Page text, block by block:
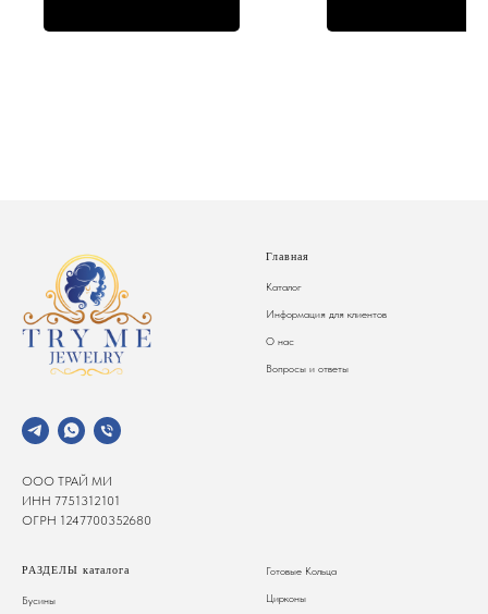
ООО ТРАЙ МИ
ИНН 7751312101
ОГРН 1247700352680
Главная
Каталог
Информация для клиентов
О нас
Вопросы и ответы
РАЗДЕЛЫ каталога
Бусины
Готовые Кольца
Цирконы